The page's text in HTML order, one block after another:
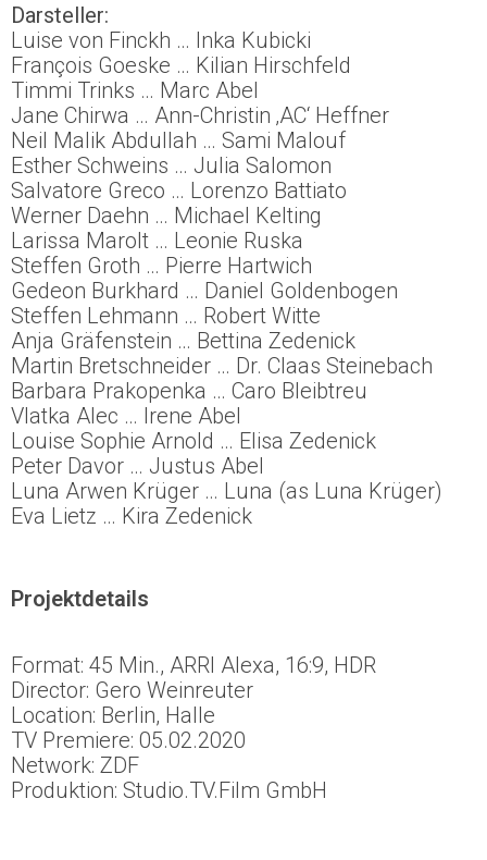
Darsteller:
Luise von Finckh … Inka Kubicki
François Goeske … Kilian Hirschfeld
Timmi Trinks … Marc Abel
Jane Chirwa … Ann-Christin ‚AC‘ Heffner
Neil Malik Abdullah … Sami Malouf
Esther Schweins … Julia Salomon
Salvatore Greco … Lorenzo Battiato
Werner Daehn … Michael Kelting
Larissa Marolt … Leonie Ruska
Steffen Groth … Pierre Hartwich
Gedeon Burkhard … Daniel Goldenbogen
Steffen Lehmann … Robert Witte
Anja Gräfenstein … Bettina Zedenick
Martin Bretschneider … Dr. Claas Steinebach
Barbara Prakopenka … Caro Bleibtreu
Vlatka Alec … Irene Abel
Louise Sophie Arnold … Elisa Zedenick
Peter Davor … Justus Abel
Luna Arwen Krüger … Luna (as Luna Krüger)
Eva Lietz … Kira Zedenick
Projektdetails
Format: 45 Min., ARRI Alexa, 16:9, HDR
Director: Gero Weinreuter
Location: Berlin, Halle
TV Premiere: 05.02.2020
Network: ZDF
Produktion: Studio.TV.Film GmbH